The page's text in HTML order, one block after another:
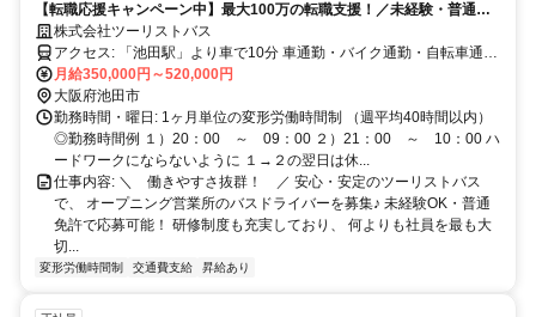
【転職応援キャンペーン中】最大100万の転職支援！／未経験・普通免
許OK／年収600万円以上／借り上げ社宅あり
株式会社ツーリストバス
アクセス: ​「池田駅」より車で10分 車通勤・バイク通勤・自転車通勤
OK
月給350,000円～520,000円
大阪府池田市
勤務時間・曜日: 1ヶ月単位の変形労働時間制 （週平均40時間以内）
◎勤務時間例 １）20：00 ～ 09：00 ２）21：00 ～ 10：00 ハ
ードワークにならないように １→２の翌日は休...
仕事内容: ＼ 働きやすさ抜群！ ／ 安心・安定のツーリストバス
で、 オープニング営業所のバスドライバーを募集♪ 未経験OK・普通
免許で応募可能！ 研修制度も充実しており、 何よりも社員を最も大
切...
変形労働時間制 交通費支給 昇給あり